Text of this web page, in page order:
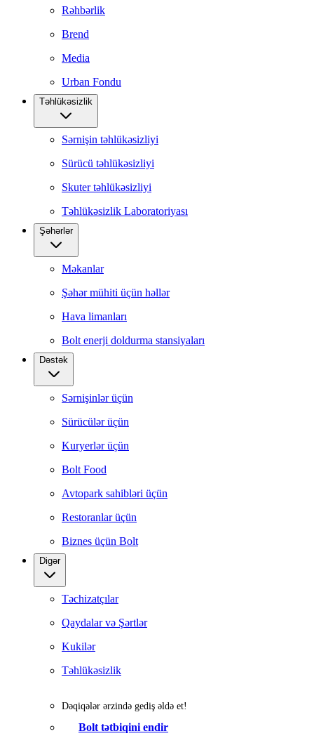
Rəhbərlik
Brend
Media
Urban Fondu
Təhlükəsizlik
Sərnişin təhlükəsizliyi
Sürücü təhlükəsizliyi
Skuter təhlükəsizliyi
Təhlükəsizlik Laboratoriyası
Şəhərlər
Məkanlar
Şəhər mühiti üçün həllər
Hava limanları
Bolt enerji doldurma stansiyaları
Dəstək
Sərnişinlər üçün
Sürücülər üçün
Kuryerlər üçün
Bolt Food
Avtopark sahibləri üçün
Restoranlar üçün
Biznes üçün Bolt
Digər
Təchizatçılar
Qaydalar və Şərtlər
Kukilər
Təhlükəsizlik
Dəqiqələr ərzində gediş əldə et!
Bolt tətbiqini endir